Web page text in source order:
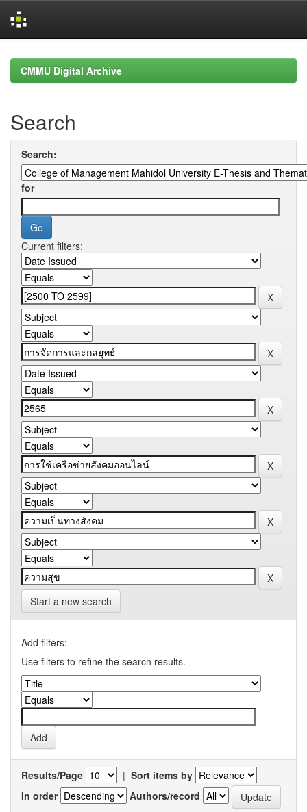
navigationCMMU Digital Archive
Search
Search:
for
Current filters:
Start a new search
Add filters:
Use filters to refine the search results.
Results/Page | Sort items by
In order
Authors/record